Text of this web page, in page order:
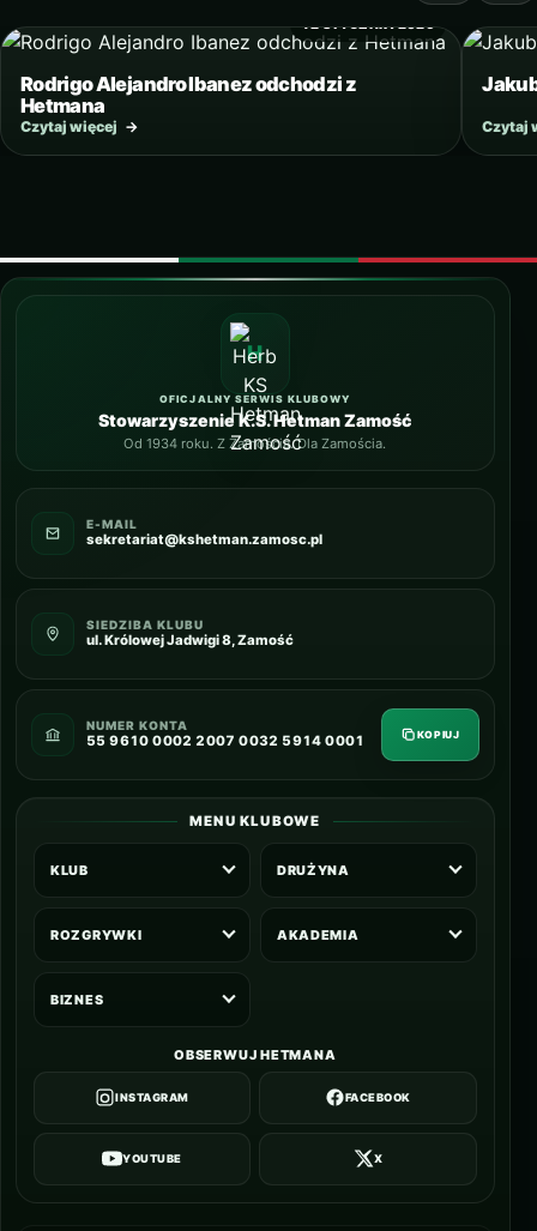
12 STYCZNIA 2026
Rodrigo Alejandro Ibanez odchodzi z
Hetmana
Czytaj więcej → Czytaj
OFICJALNY SERWIS KLUBOWY
Stowarzyszenie K.S. Hetman Zamość
Od 1934 roku. Z Zamościa. Dla Zamościa.
E-MAIL
sekretariat@kshetman.zamosc.pl
SIEDZIBA KLUBU
ul. Królowej Jadwigi 8, Zamość
NUMER KONTA
55 9610 0002 2007 0032 5914 0001 KOPIUJ
MENU KLUBOWE
KLUB DRUŻYNA
ROZGRYWKI AKADEMIA
BIZNES
OBSERWUJ HETMANA
INSTAGRAM FACEBOOK
YOUTUBE X